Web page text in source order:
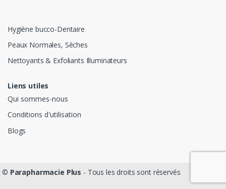
Hygiène bucco-Dentaire
Peaux Normales, Sèches
Nettoyants & Exfoliants Illuminateurs
Liens utiles
Qui sommes-nous
Conditions d'utilisation
Blogs
© Parapharmacie Plus - Tous les droits sont réservés